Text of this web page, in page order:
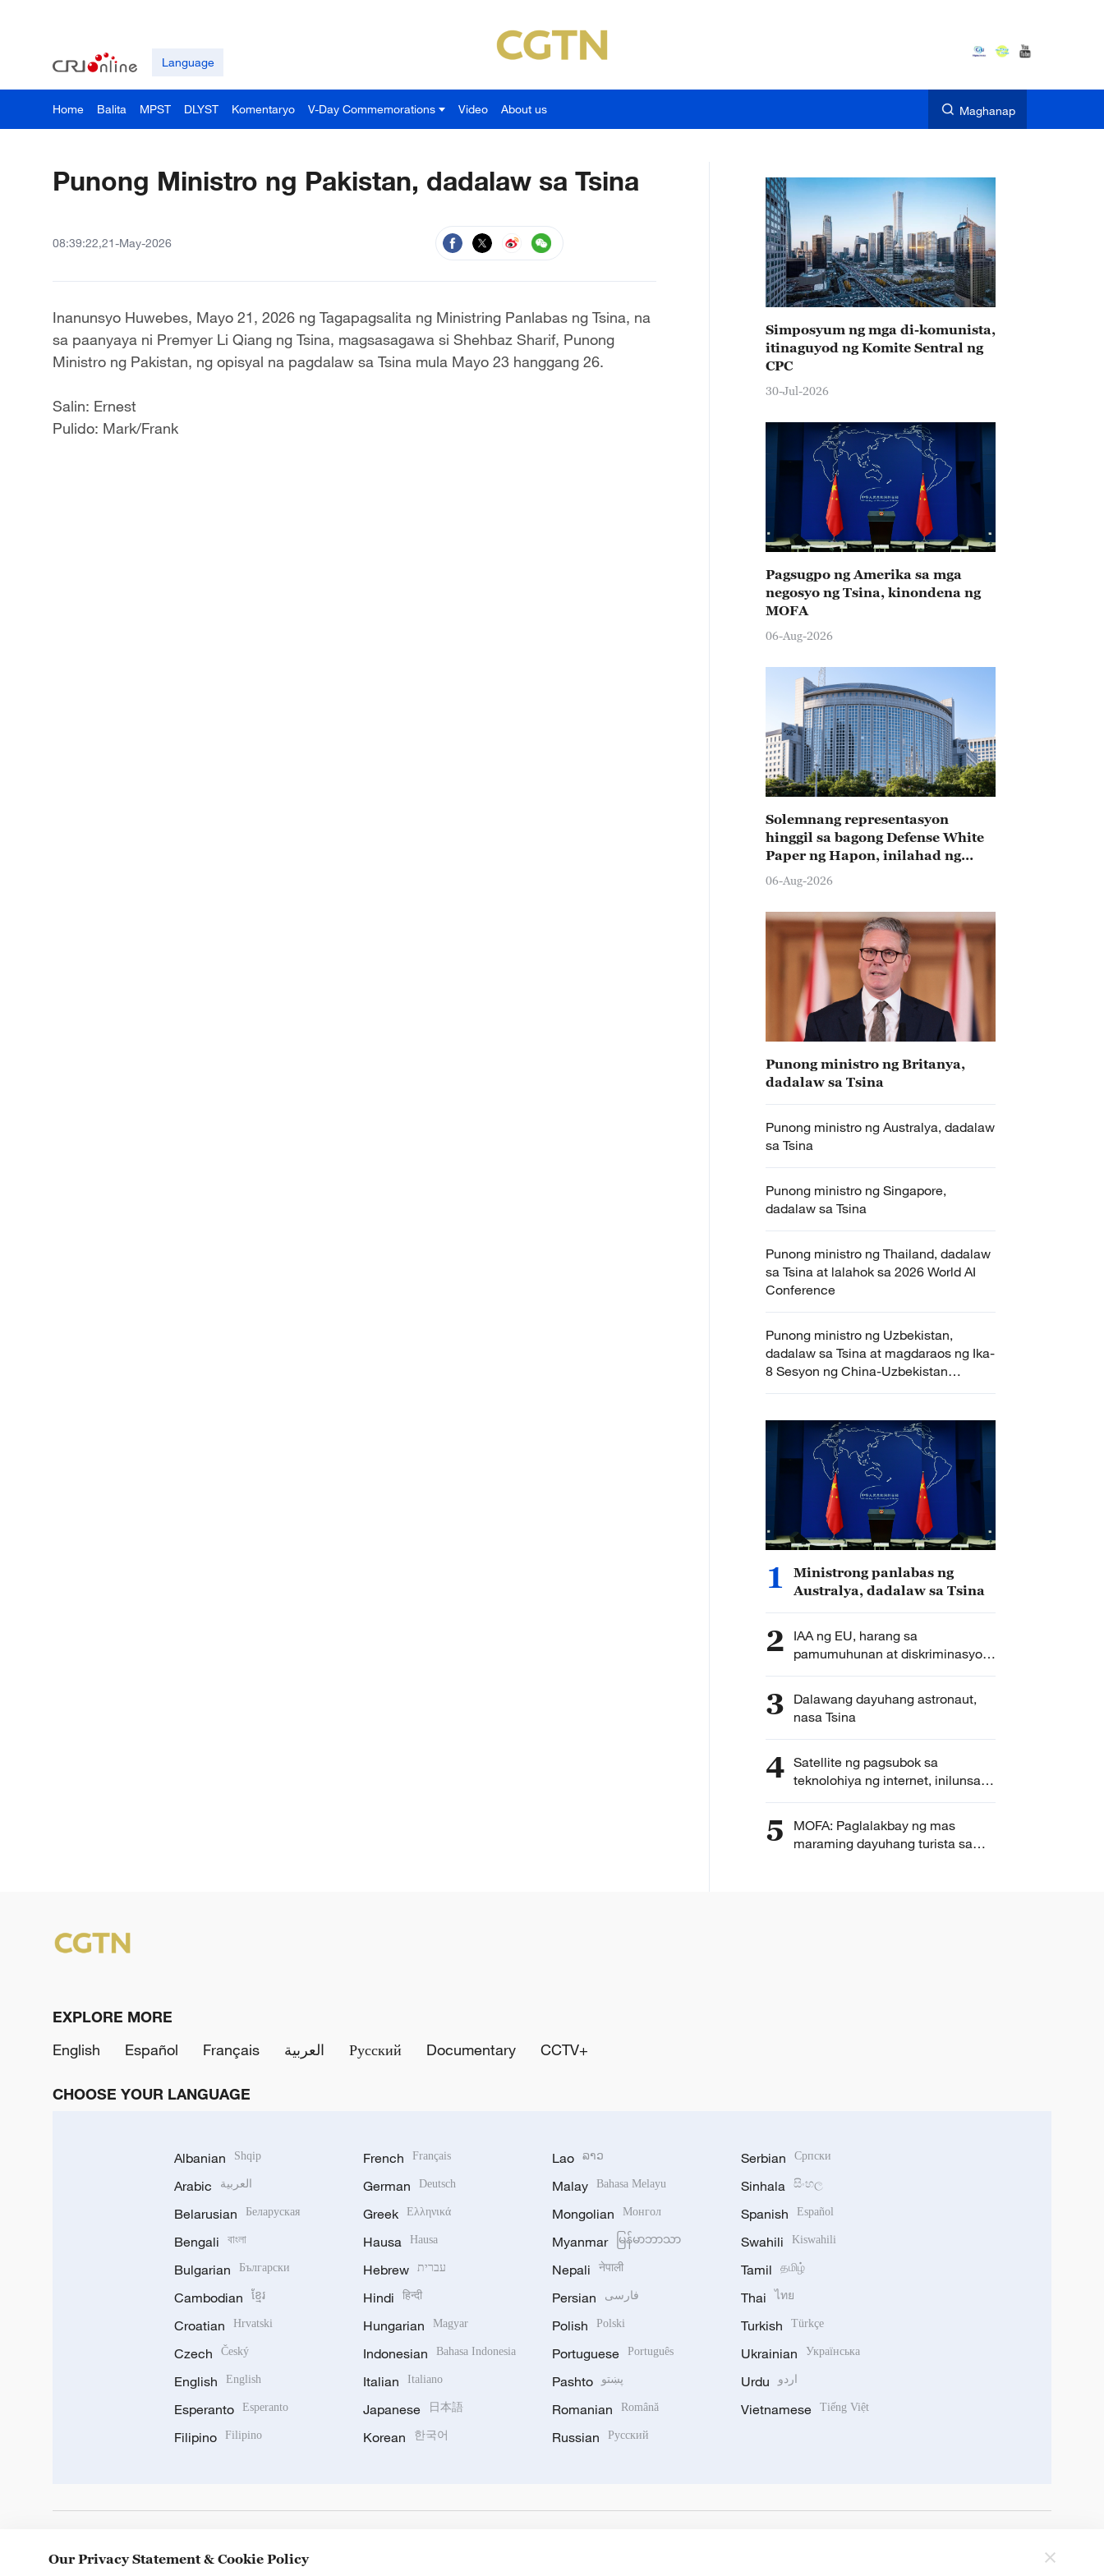
Language
Home Balita MPST DLYST Komentaryo V-Day Commemorations Video About us Maghanap
Punong Ministro ng Pakistan, dadalaw sa Tsina
08:39:22,21-May-2026
Inanunsyo Huwebes, Mayo 21, 2026 ng Tagapagsalita ng Ministring Panlabas ng Tsina, na
sa paanyaya ni Premyer Li Qiang ng Tsina, magsasagawa si Shehbaz Sharif, Punong
Ministro ng Pakistan, ng opisyal na pagdalaw sa Tsina mula Mayo 23 hanggang 26.
Salin: Ernest
Pulido: Mark/Frank
Simposyum ng mga di-komunista,
itinaguyod ng Komite Sentral ng
CPC
30-Jul-2026
Pagsugpo ng Amerika sa mga
negosyo ng Tsina, kinondena ng
MOFA
06-Aug-2026
Solemnang representasyon
hinggil sa bagong Defense White
Paper ng Hapon, inilahad ng
Tsina
06-Aug-2026
Punong ministro ng Britanya,
dadalaw sa Tsina
Punong ministro ng Australya, dadalaw
sa Tsina
Punong ministro ng Singapore,
dadalaw sa Tsina
Punong ministro ng Thailand, dadalaw
sa Tsina at lalahok sa 2026 World AI
Conference
Punong ministro ng Uzbekistan,
dadalaw sa Tsina at magdaraos ng Ika-
8 Sesyon ng China-Uzbekistan
Intergovernmental Cooperation
1
Ministrong panlabas ng
Australya, dadalaw sa Tsina
2
IAA ng EU, harang sa
pamumuhunan at diskriminasyon
sa institusyon – MOFCOM
3
Dalawang dayuhang astronaut,
nasa Tsina
4 Satellite ng pagsubok sa
teknolohiya ng internet, inilunsad
ng Tsina
5
MOFA: Paglalakbay ng mas
maraming dayuhang turista sa
EXPLORE MORE
English
Español Français العربية Русский Documentary CCTV+
CHOOSE YOUR LANGUAGE
Albanian Shqip
Arabic العربية
Belarusian Беларуская
Bengali বাংলা
Bulgarian Български
Cambodian ខ្មែរ
Croatian Hrvatski
Czech Český
English English
Esperanto Esperanto
Filipino Filipino
French Français
German Deutsch
Greek Ελληνικά
Hausa Hausa
Hebrew עברית
Hindi हिन्दी
Hungarian Magyar
Indonesian Bahasa Indonesia
Italian Italiano
Japanese 日本語
Korean 한국어
Lao ລາວ
Malay Bahasa Melayu
Mongolian Монгол
Myanmar မြန်မာဘာသာ
Nepali नेपाली
Persian فارسی
Polish Polski
Portuguese Português
Pashto پښتو
Romanian Română
Russian Русский
Serbian Српски
Sinhala සිංහල
Spanish Español
Swahili Kiswahili
Tamil தமிழ்
Thai ไทย
Turkish Türkçe
Ukrainian Українська
Urdu اردو
Vietnamese Tiếng Việt
Our Privacy Statement & Cookie Policy